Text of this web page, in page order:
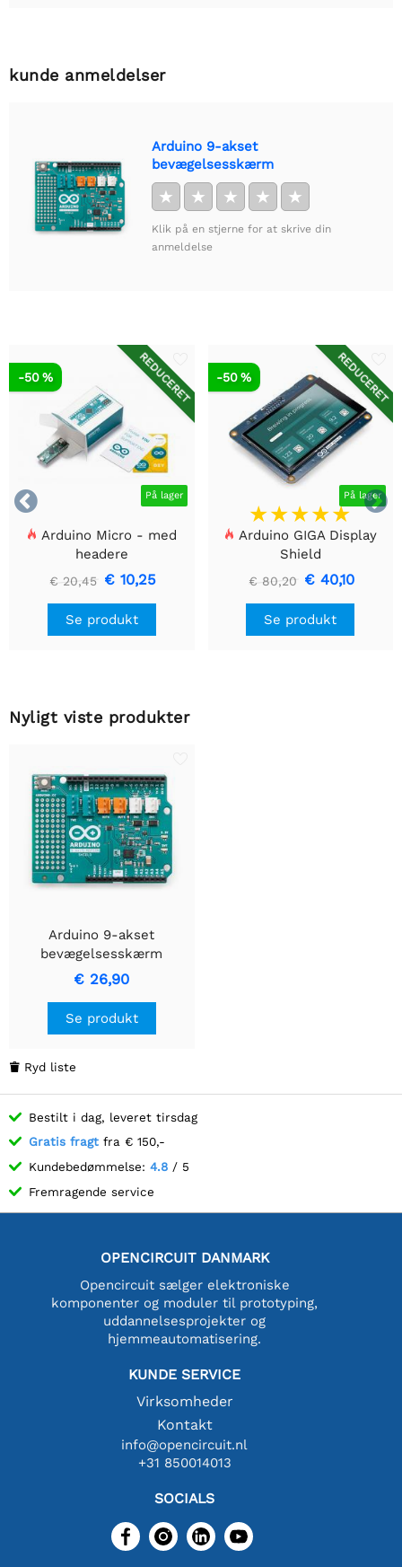
kunde anmeldelser
Arduino 9-akset
bevægelsesskærm
★ ★ ★ ★ ★
Klik på en stjerne for at skrive din
anmeldelse


REDUCERET
På lager
-50 %
Arduino Micro - med
headere
€ 20,45 € 10,25
Se produkt
REDUCERET
På lager
-50 %
Arduino GIGA Display
Shield
€ 80,20 € 40,10
Se produkt
Nyligt viste produkter
Arduino 9-akset
bevægelsesskærm
€ 26,90
Se produkt
 Ryd liste
Bestilt i dag, leveret tirsdag
Gratis fragt fra € 150,-
Kundebedømmelse: 4.8 / 5
Fremragende service
OPENCIRCUIT DANMARK
Opencircuit sælger elektroniske
komponenter og moduler til prototyping,
uddannelsesprojekter og
hjemmeautomatisering.
KUNDE SERVICE
Virksomheder
Kontakt
info@opencircuit.nl
+31 850014013
SOCIALS